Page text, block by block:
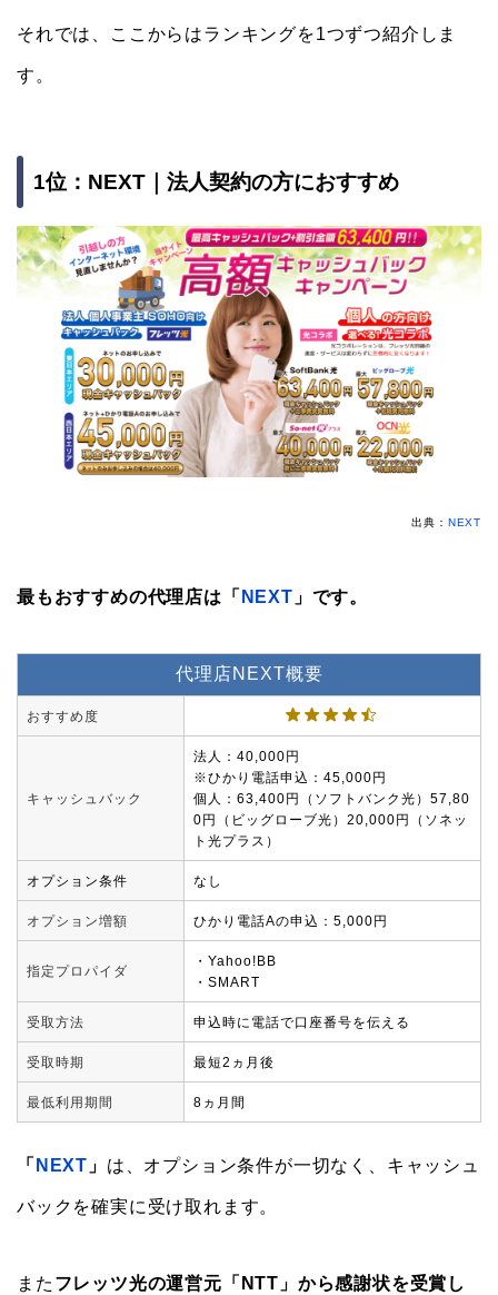
それでは、ここからはランキングを1つずつ紹介しま
す。
1位：NEXT｜法人契約の方におすすめ
出典： NEXT
最もおすすめの代理店は「 NEXT 」です。
代理店NEXT概要
おすすめ度
キャッシュバック
法人：40,000円
※ひかり電話申込：45,000円
個人：63,400円（ソフトバンク光）57,80
0円（ビッグローブ光）20,000円（ソネッ
ト光プラス）
オプション条件 なし
オプション増額 ひかり電話Aの申込：5,000円
指定プロパイダ
・Yahoo!BB
・SMART
受取方法 申込時に電話で口座番号を伝える
受取時期 最短2ヵ月後
最低利用期間 8ヵ月間
「 NEXT 」 は、オプション条件が一切なく、キャッシュ
バックを確実に受け取れます。
また フレッツ光の運営元「NTT」から感謝状を受賞し